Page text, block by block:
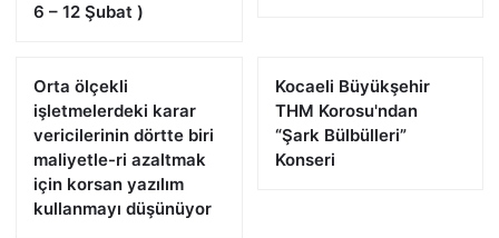
6 – 12 Şubat )
Orta ölçekli
işletmelerdeki karar
vericilerinin dörtte biri
maliyetle-ri azaltmak
için korsan yazılım
kullanmayı düşünüyor
Kocaeli Büyükşehir
THM Korosu'ndan
“Şark Bülbülleri”
Konseri